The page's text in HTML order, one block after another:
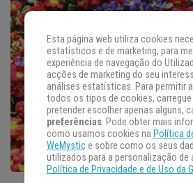
Esta página web utiliza cookies
estatísticos e de marketing, para
experiência de navegação do
acções de marketing do seu
análises estatísticas. Para permitir
todos os tipos de cookies, carregue
pretender escolher apenas alguns,
preferências. Pode obter mais
como usamos cookies na Política
WeMystice sobre como os seus
utilizados para a personalização de
Política de Privacidade e de Uso da